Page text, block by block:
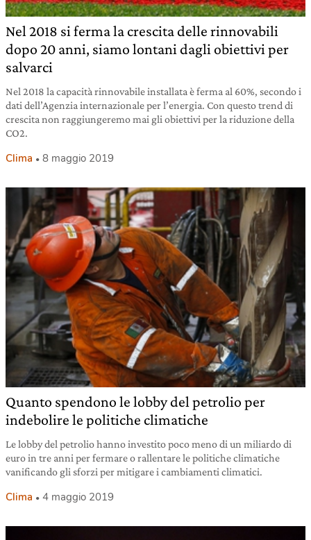
Nel 2018 si ferma la crescita delle rinnovabili
dopo 20 anni, siamo lontani dagli obiettivi per
salvarci
Nel 2018 la capacità rinnovabile installata è ferma al 60%, secondo i
dati dell’Agenzia internazionale per l’energia. Con questo trend di
crescita non raggiungeremo mai gli obiettivi per la riduzione della
CO2.
Clima 8 maggio 2019
Quanto spendono le lobby del petrolio per
indebolire le politiche climatiche
Le lobby del petrolio hanno investito poco meno di un miliardo di
euro in tre anni per fermare o rallentare le politiche climatiche
vanificando gli sforzi per mitigare i cambiamenti climatici.
Clima 4 maggio 2019